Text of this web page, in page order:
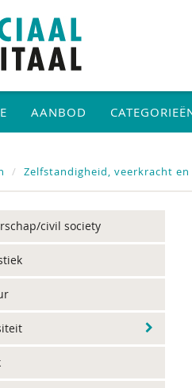
AANBOD
Zelfstandigheid, veerkracht
civil society